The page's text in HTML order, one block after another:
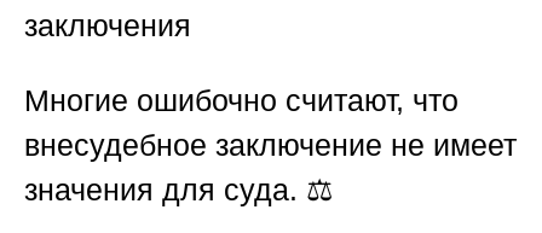
заключения
Многие ошибочно считают, что
внесудебное заключение не имеет
значения для суда. ⚖️